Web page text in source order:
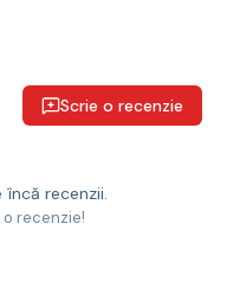
Scrie o recenzie
recenzii.
o recenzie!